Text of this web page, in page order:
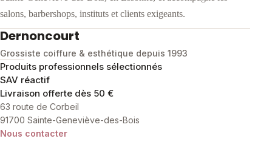
salons, barbershops, instituts et clients exigeants.
Dernoncourt
Grossiste coiffure & esthétique depuis 1993
Produits professionnels sélectionnés
SAV réactif
Livraison offerte dès 50 €
63 route de Corbeil
91700 Sainte-Geneviève-des-Bois
Nous contacter